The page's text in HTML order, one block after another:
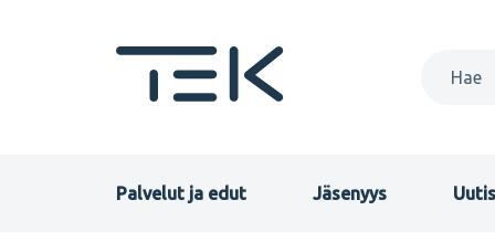
Primary
Palvelut ja edut Jäsenyys